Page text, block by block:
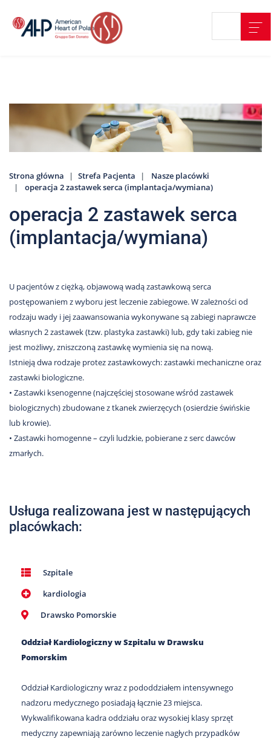
treści
Strefa
Pacjenta
O
nas
Marki
AHP
Media
Kariera
Galeria
Kontakt
801
302
Strona główna Strefa Pacjenta
Nasze placówki
operacja 2 zastawek serca (implantacja/wymiana)
operacja 2 zastawek serca
(implantacja/wymiana)
U pacjentów z ciężką, objawową wadą zastawkową serca
postępowaniem z wyboru jest leczenie zabiegowe. W zależności od
rodzaju wady i jej zaawansowania wykonywane są zabiegi naprawcze
własnych 2 zastawek (tzw. plastyka zastawki) lub, gdy taki zabieg nie
jest możliwy, zniszczoną zastawkę wymienia się na nową.
Istnieją dwa rodzaje protez zastawkowych: zastawki mechaniczne oraz
zastawki biologiczne.
• Zastawki ksenogenne (najczęściej stosowane wśród zastawek
biologicznych) zbudowane z tkanek zwierzęcych (osierdzie świńskie
lub krowie).
• Zastawki homogenne – czyli ludzkie, pobierane z serc dawców
zmarłych.
Usługa realizowana jest w następujących
placówkach:
Szpitale
kardiologia
Drawsko Pomorskie
Oddział Kardiologiczny w Szpitalu w Drawsku
Pomorskim
Oddział Kardiologiczny wraz z pododdziałem intensywnego
nadzoru medycznego posiadają łącznie 23 miejsca.
Wykwalifikowana kadra oddziału oraz wysokiej klasy sprzęt
medyczny zapewniają zarówno leczenie nagłych przypadków